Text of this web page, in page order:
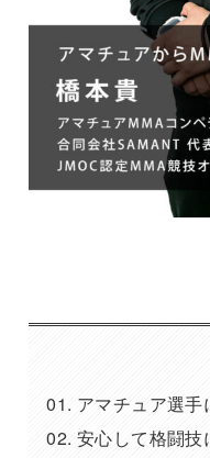
アマチュア選
安心して格闘技